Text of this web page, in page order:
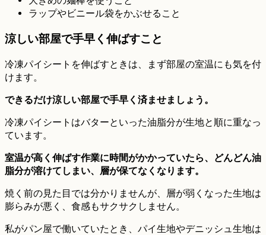
ラップやビニール袋をかぶせること
涼しい部屋で手早く伸ばすこと
冷凍パイシートを伸ばすときは、まず部屋の室温にも気を付
けます。
できるだけ涼しい部屋で手早く済ませましょう。
冷凍パイシートはバターといった油脂分が生地と順に重なっ
ています。
室温が高く伸ばす作業に時間がかかっていたら、どんどん油
脂分が溶けてしまい、層が保てなくなります。
焼く前の見た目では分かりませんが、層が弱くなった生地は
膨らみが悪く、食感もサクサクしません。
私がパン屋で働いていたとき、パイ生地やデニッシュ生地は